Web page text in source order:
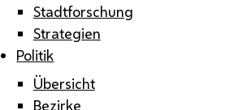
Stadtforschung
Strategien
Politik
Übersicht
Bezirke